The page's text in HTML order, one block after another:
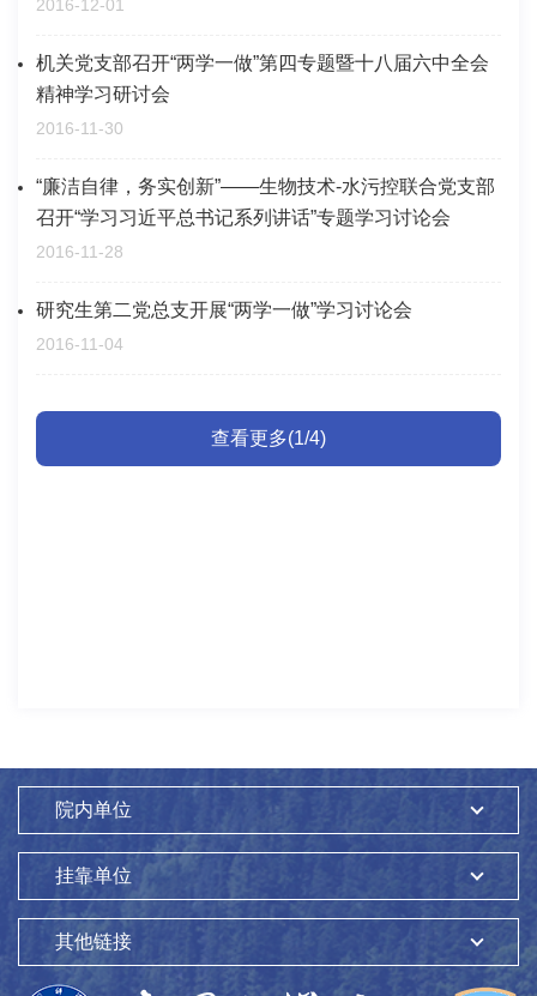
2016-12-01
机关党支部召开“两学一做”第四专题暨十八届六中全会
精神学习研讨会
2016-11-30
“廉洁自律，务实创新”——生物技术-水污控联合党支部
召开“学习习近平总书记系列讲话”专题学习讨论会
2016-11-28
研究生第二党总支开展“两学一做”学习讨论会
2016-11-04
查看更多(1/4)
院内单位
挂靠单位
其他链接